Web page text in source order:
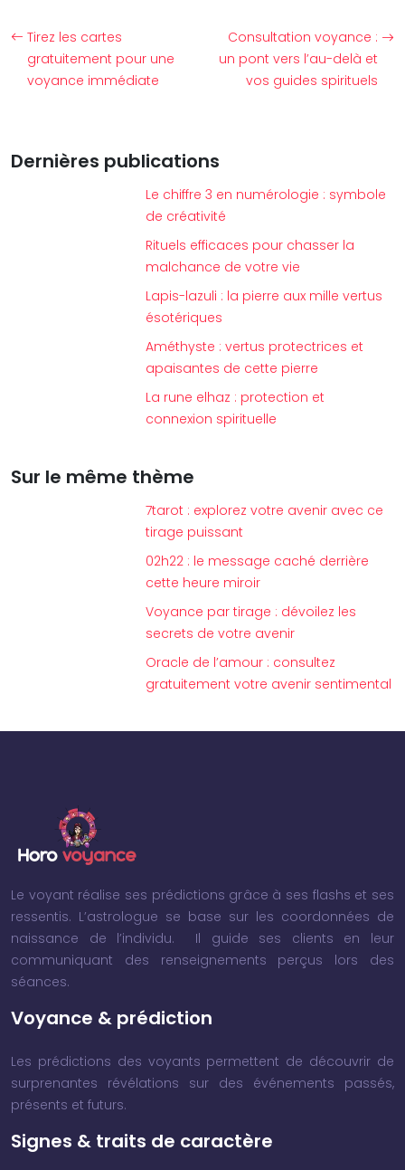
Tirez les cartes
gratuitement pour une
voyance immédiate
Consultation voyance :
un pont vers l’au-delà et
vos guides spirituels
Dernières publications
Le chiffre 3 en numérologie : symbole
de créativité
Rituels efficaces pour chasser la
malchance de votre vie
Lapis-lazuli : la pierre aux mille vertus
ésotériques
Améthyste : vertus protectrices et
apaisantes de cette pierre
La rune elhaz : protection et
connexion spirituelle
Sur le même thème
7tarot : explorez votre avenir avec ce
tirage puissant
02h22 : le message caché derrière
cette heure miroir
Voyance par tirage : dévoilez les
secrets de votre avenir
Oracle de l’amour : consultez
gratuitement votre avenir sentimental
Le voyant réalise ses prédictions grâce à ses flashs et ses
ressentis. L’astrologue se base sur les coordonnées de
naissance de l’individu. Il guide ses clients en leur
communiquant des renseignements perçus lors des
séances.
Voyance & prédiction
Les prédictions des voyants permettent de découvrir de
surprenantes révélations sur des événements passés,
présents et futurs.
Signes & traits de caractère